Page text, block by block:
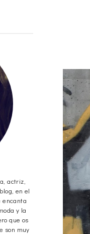
actriz,
en el
encanta
y la
que os
son muy